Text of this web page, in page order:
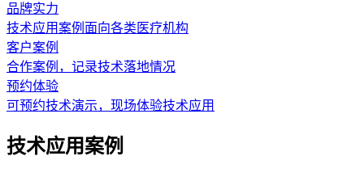
品牌实力
技术应用案例面向各类医疗机构
客户案例
合作案例，记录技术落地情况
预约体验
可预约技术演示，现场体验技术应用
技术应用案例